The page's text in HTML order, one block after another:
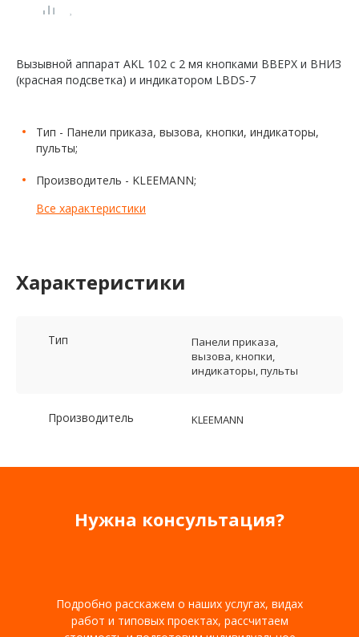
Вызывной аппарат AKL 102 с 2 мя кнопками ВВЕРХ и ВНИЗ
(красная подсветка) и индикатором LBDS-7
Тип - Панели приказа, вызова, кнопки, индикаторы,
пульты;
Производитель - KLEEMANN;
Все характеристики
Характеристики
Тип
Панели приказа,
вызова, кнопки,
индикаторы, пульты
Производитель KLEEMANN
Нужна консультация?
Подробно расскажем о наших услугах, видах
работ и типовых проектах, рассчитаем